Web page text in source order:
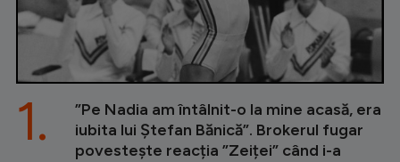
”Pe Nadia am întâlnit-o la mine acasă, era
iubita lui Ștefan Bănică”. Brokerul fugar
povestește reacția ”Zeiței” când i-a
1.